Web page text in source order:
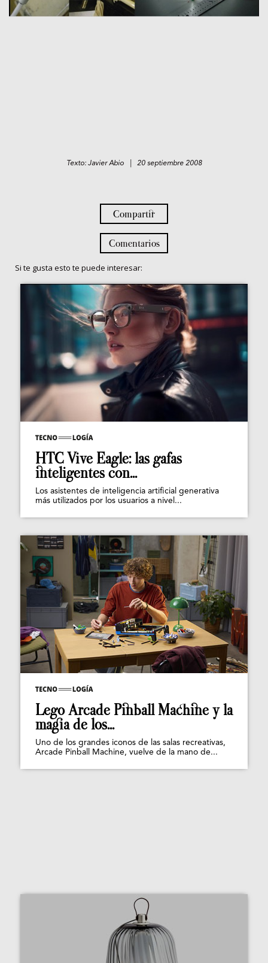
Texto: Javier Abio | 20 septiembre 2008
Compartir
Comentarios
Si te gusta esto te puede interesar:
HTC Vive Eagle: las gafas
inteligentes con...
Los asistentes de inteligencia artificial generativa
más utilizados por los usuarios a nivel...
Lego Arcade Pinball Machine y la
magia de los...
Uno de los grandes iconos de las salas recreativas,
Arcade Pinball Machine, vuelve de la mano de...